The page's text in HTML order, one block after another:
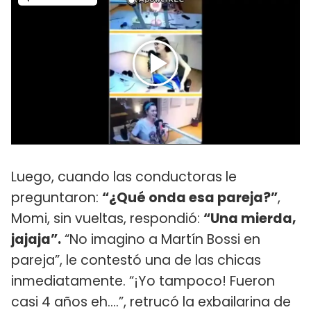
Luego, cuando las conductoras le
preguntaron: “¿Qué onda esa pareja?”,
Momi, sin vueltas, respondió: “Una mierda,
jajaja”.“No imagino a Martín Bossi en
pareja”, le contestó una de las chicas
inmediatamente. “¡Yo tampoco! Fueron
casi 4 años eh....”, retrucó la exbailarina de